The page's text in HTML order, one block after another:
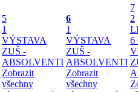
5
1
VÝSTAVA
ZUŠ -
ABSOLVENTI
Zobrazit
všechny
6
1
VÝSTAVA
ZUŠ -
ABSOLVENTI
Zobrazit
všechny
7
2
6